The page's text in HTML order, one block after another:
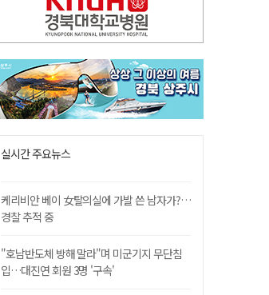
실시간 주요뉴스
케리비안 베이 女탈의실에 가발 쓴 남자가?…
경찰 추적 중
"호남반도체 방해 말라"며 미군기지 무단침
입…대진연 회원 3명 '구속'